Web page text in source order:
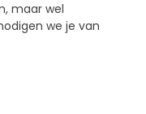
maar wel
we je van